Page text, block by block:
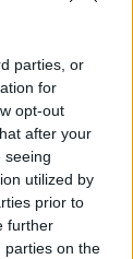
parties, or
for
opt-out
after your
seeing
utilized by
prior to
further
parties on the
są dla
ona
nie
wydaje